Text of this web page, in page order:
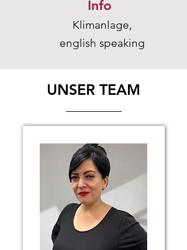
Info
Klimanlage,
english speaking
UNSER TEAM